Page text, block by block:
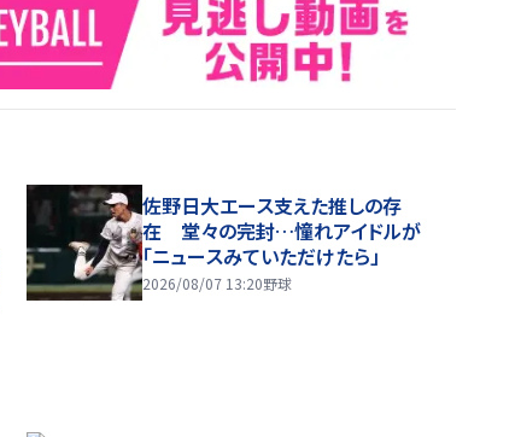
佐野日大エース支えた推しの存
在 堂々の完封…憧れアイドルが
「ニュースみていただけたら」
2026/08/07 13:20野球